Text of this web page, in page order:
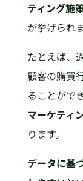
ティング施
が挙げられま
たとえば、
顧客の購買
ることがで
マーケティ
ります。
データに基